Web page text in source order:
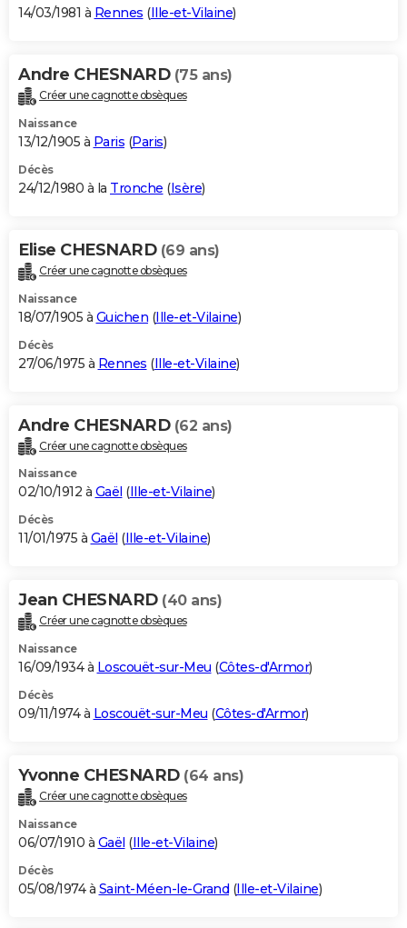
14/03/1981 à Rennes (Ille-et-Vilaine)
Andre CHESNARD (75 ans)
Créer une cagnotte obsèques
Naissance
13/12/1905 à Paris (Paris)
Décès
24/12/1980 à la Tronche (Isère)
Elise CHESNARD (69 ans)
Créer une cagnotte obsèques
Naissance
18/07/1905 à Guichen (Ille-et-Vilaine)
Décès
27/06/1975 à Rennes (Ille-et-Vilaine)
Andre CHESNARD (62 ans)
Créer une cagnotte obsèques
Naissance
02/10/1912 à Gaël (Ille-et-Vilaine)
Décès
11/01/1975 à Gaël (Ille-et-Vilaine)
Jean CHESNARD (40 ans)
Créer une cagnotte obsèques
Naissance
16/09/1934 à Loscouët-sur-Meu (Côtes-d'Armor)
Décès
09/11/1974 à Loscouët-sur-Meu (Côtes-d'Armor)
Yvonne CHESNARD (64 ans)
Créer une cagnotte obsèques
Naissance
06/07/1910 à Gaël (Ille-et-Vilaine)
Décès
05/08/1974 à Saint-Méen-le-Grand (Ille-et-Vilaine)